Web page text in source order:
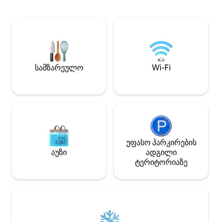
არსებობის შესაძლებლობა), ჩვენ
გვაქვს თქვენი საცხოვრებელი!
Აღმოსავლეთის მხრიდან ფანჯრების
გასწვრივ, თითქმის ყოველთვის
Ეს არ არის ქუქი-ჩანაწერების
საჭრელი სახლი. გთხოვთ, წაიკითხოთ
ეწვიეთ Lime
მდებარეობს
ადგილზე, სულ
სავალზე, და იქ
საშუალება, მათ
პონტონ‑ნავები,
სამზარეულო Wi-Fi
აუზი
უფასო პარკირების
ადგილი
ტერიტორიაზე